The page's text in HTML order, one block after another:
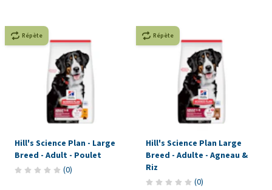
Répète
Hill's Science Plan - Large
Breed - Adult - Poulet
(0)
Répète
Hill's Science Plan Large
Breed - Adulte - Agneau &
Riz
(0)